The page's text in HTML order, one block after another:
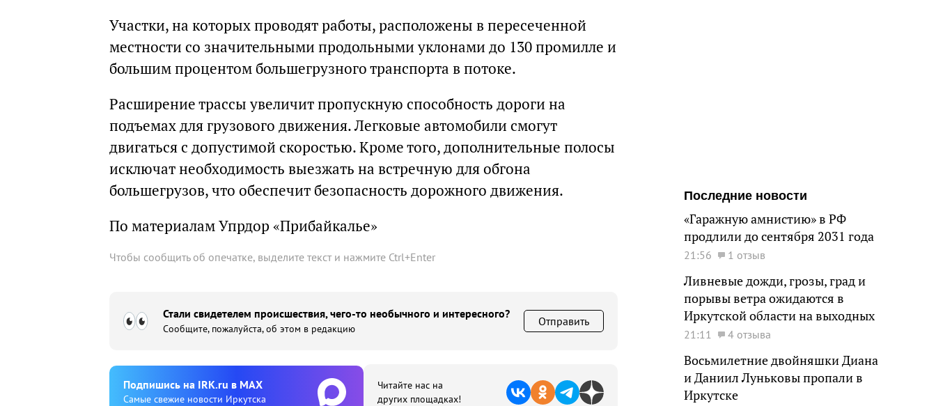
Участки, на которых проводят работы, расположены в пересеченной
местности со значительными продольными уклонами до 130 промилле и
большим процентом большегрузного транспорта в потоке.
Расширение трассы увеличит пропускную способность дороги на
подъемах для грузового движения. Легковые автомобили смогут
двигаться с допустимой скоростью. Кроме того, дополнительные полосы
исключат необходимость выезжать на встречную для обгона
большегрузов, что обеспечит безопасность дорожного движения.
По материалам Упрдор «Прибайкалье»
Чтобы сообщить об опечатке, выделите текст и нажмите Ctrl+Enter
Стали свидетелем происшествия, чего-то необычного и интересного?
Сообщите, пожалуйста, об этом в редакцию
Отправить
Подпишиcь на IRK.ru в MAX
Cамые свежие новости Иркутска
Читайте нас на
других площадках!
Последние новости
«Гаражную амнистию» в РФ
продлили до сентября 2031 года
21:56 1 отзыв
Ливневые дожди, грозы, град и
порывы ветра ожидаются в
Иркутской области на выходных
21:11 4 отзыва
Восьмилетние двойняшки Диана
и Даниил Луньковы пропали в
Иркутске